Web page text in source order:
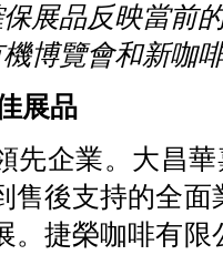
展品反映當前
博覽會和新咖
展品
先企業。大昌
售後支持的全
。捷榮咖啡有